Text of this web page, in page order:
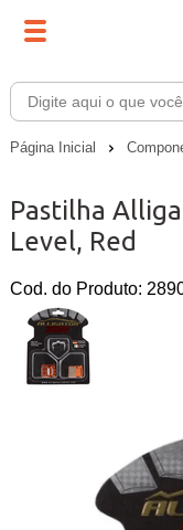
Página Inicial
Pastilha
Level, Red
Cod. do Produto: